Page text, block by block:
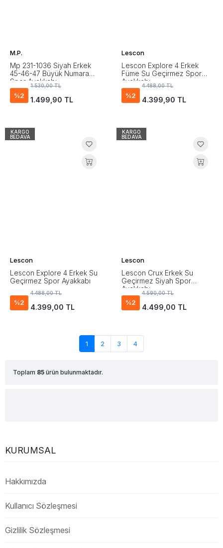
M.P.
Mp 231-1036 Siyah Erkek
45-46-47 Büyük Numara
Spor Ayakkabı
%2
1.530,00 TL
1.499,90 TL
Lescon
Lescon Explore 4 Erkek
Füme Su Geçirmez Spor
Ayakkabı
%2
4.488,00 TL
4.399,90 TL
KARGO
BEDAVA
Lescon
Lescon Explore 4 Erkek Su
Geçirmez Spor Ayakkabı
%2
4.488,00 TL
4.399,00 TL
KARGO
BEDAVA
Lescon
Lescon Crux Erkek Su
Geçirmez Siyah Spor
Ayakkabı
%2
4.590,00 TL
4.499,00 TL
1 2 3 4
Toplam 85 ürün bulunmaktadır.
KURUMSAL
Hakkımızda
Kullanıcı Sözleşmesi
Gizlilik Sözleşmesi